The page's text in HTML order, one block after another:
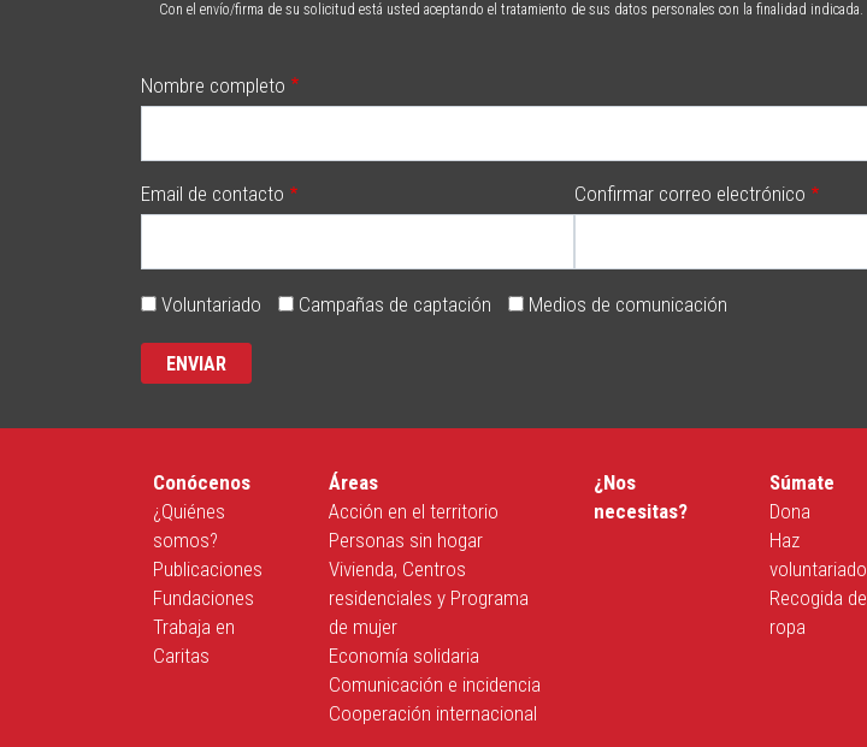
Con el envío/firma de su solicitud está usted aceptando el tratamiento de sus datos personales con la finalidad indicada.
Nombre completo
Email de contacto Confirmar correo electrónico
Voluntariado Campañas de captación Medios de comunicación
Conócenos
¿Quiénes
somos?
Publicaciones
Fundaciones
Trabaja en
Caritas
Áreas
Acción en el territorio
Personas sin hogar
Vivienda, Centros
residenciales y Programa
de mujer
Economía solidaria
Comunicación e incidencia
Cooperación internacional
¿Nos
necesitas?
Súmate
Dona
Haz
voluntariado
Recogida de
ropa